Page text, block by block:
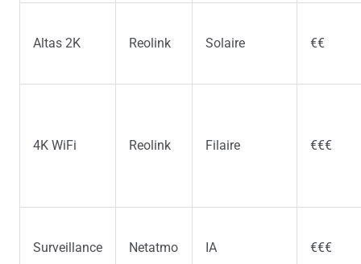
Altas 2K Reolink Solaire €€
4K WiFi Reolink Filaire €€€
Surveillance Netatmo IA €€€